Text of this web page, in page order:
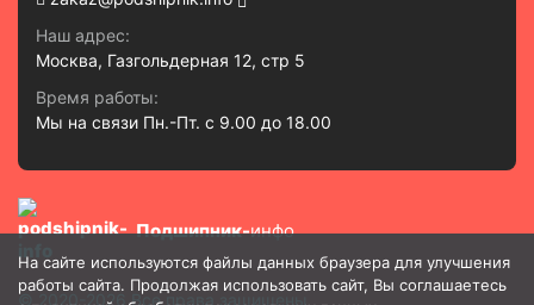
Наш адрес:
Москва, Газгольдерная 12, стр 5
Время работы:
Мы на связи Пн.-Пт. с 9.00 до 18.00
Подшипник-инфо
© 2020-2026 Все права защищены
На сайте используются файлы данных браузера для улучшения
работы сайта. Продолжая использовать сайт, Вы соглашаетесь